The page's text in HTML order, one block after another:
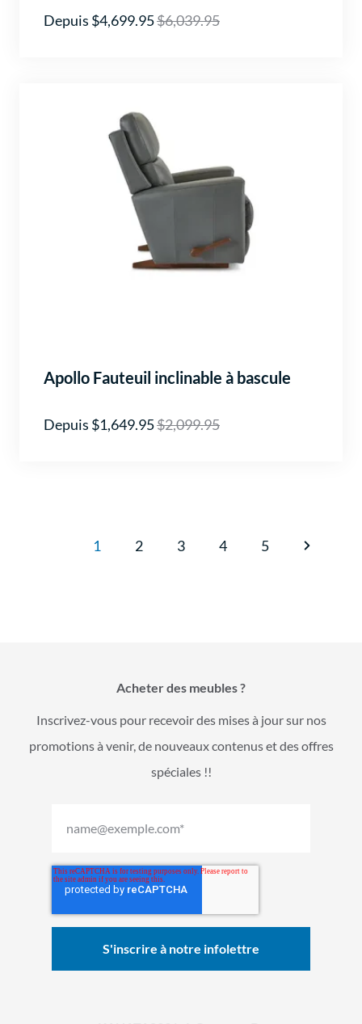
Depuis $4,699.95$6,039.95
Apollo Fauteuil inclinable à bascule
Depuis $1,649.95$2,099.95
1 2 3 4 5
Acheter des meubles ?
Inscrivez-vous pour recevoir des mises à jour sur nos
promotions à venir, de nouveaux contenus et des offres
spéciales !!